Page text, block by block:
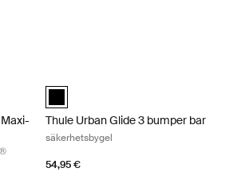
Maxi-Cosi® Svart (selected)
Thule Urban Glide 3 bumper bar Svart
Thule Urban Glide 3 bumper bar
säkerhetsbygel
54,95 €